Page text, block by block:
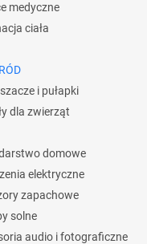
medyczne
ciała
i pułapki
dla zwierząt
domowe
elektryczne
zapachowe
solne
audio i fotograficzne